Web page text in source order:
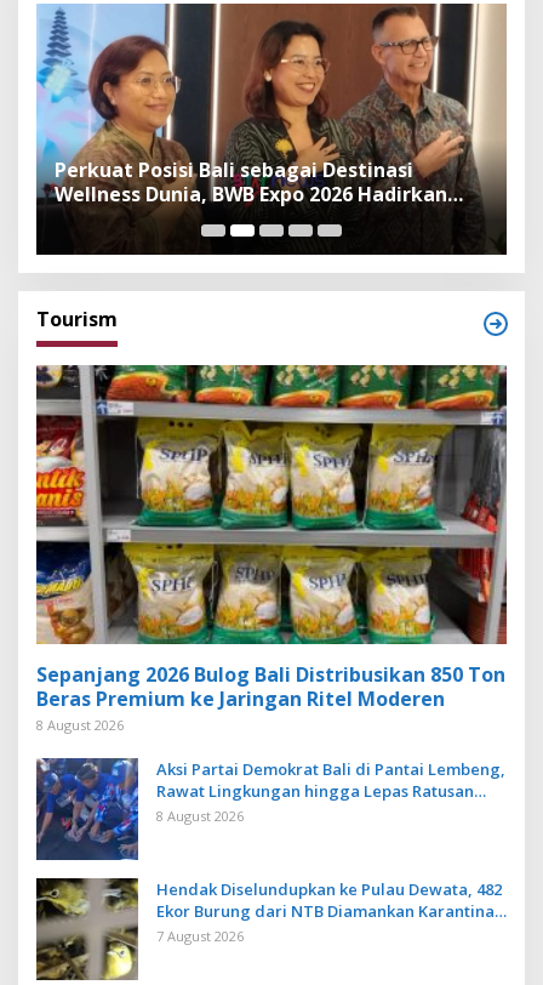
Perkuat Posisi Bali sebagai Destinasi
Wellness Dunia, BWB Expo 2026 Hadirkan
Exhibitor Nasional dan Global
Tourism
Sepanjang 2026 Bulog Bali Distribusikan 850 Ton
Beras Premium ke Jaringan Ritel Moderen
8 August 2026
Aksi Partai Demokrat Bali di Pantai Lembeng,
Rawat Lingkungan hingga Lepas Ratusan
Tukik Bedawang Nala
8 August 2026
Hendak Diselundupkan ke Pulau Dewata, 482
Ekor Burung dari NTB Diamankan Karantina
Bali
7 August 2026